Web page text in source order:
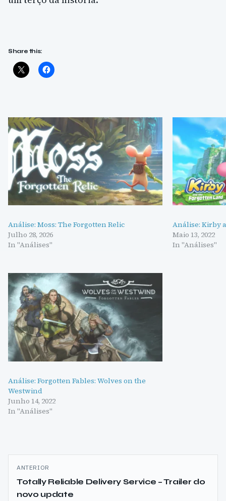
Share this:
Análise: Moss: The Forgotten Relic
Julho 28, 2026
In "Análises"
Análise: Kirby
Maio 13, 2022
In "Análises"
Análise: Forgotten Fables: Wolves on the
Westwind
Junho 14, 2022
In "Análises"
Navegação
de
ANTERIOR
Totally Reliable Delivery Service – Trailer do
novo update